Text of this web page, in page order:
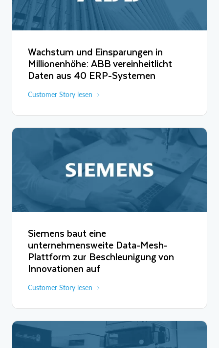
Wachstum und Einsparungen in
Millionenhöhe: ABB vereinheitlicht
Daten aus 40 ERP-Systemen
Customer Story lesen
Siemens baut eine
unternehmensweite Data-Mesh-
Plattform zur Beschleunigung von
Innovationen auf
Customer Story lesen